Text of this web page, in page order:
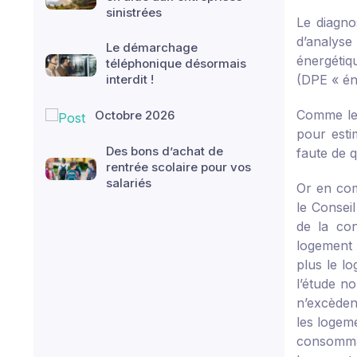
sinistrées
Le démarchage
téléphonique désormais
interdit !
Octobre 2026
Des bons d’achat de
rentrée scolaire pour vos
salariés
Le
(DPE «
Comme
pour
faute de
Or en
le
de la
plus le
l’étude
les